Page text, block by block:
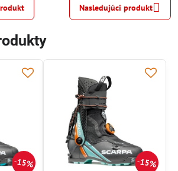
Nasledujúci produkt
15% 15%